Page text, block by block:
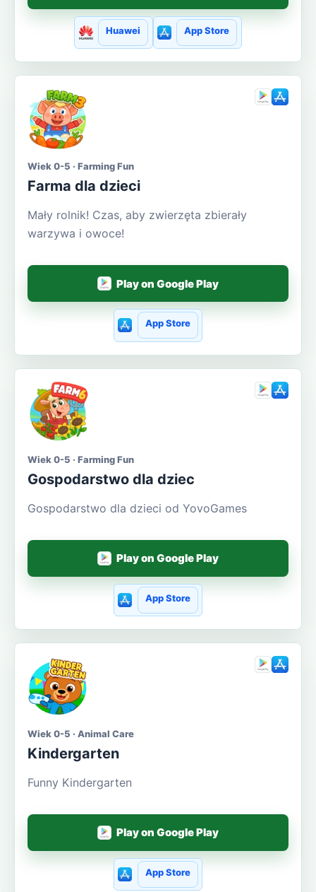
Huawei App Store
Wiek 0-5 · Farming Fun
Farma dla dzieci
Mały rolnik! Czas, aby zwierzęta zbierały
warzywa i owoce!
Play on Google Play
App Store
Wiek 0-5 · Farming Fun
Gospodarstwo dla dziec
Gospodarstwo dla dzieci od YovoGames
Play on Google Play
App Store
Wiek 0-5 · Animal Care
Kindergarten
Funny Kindergarten
Play on Google Play
App Store